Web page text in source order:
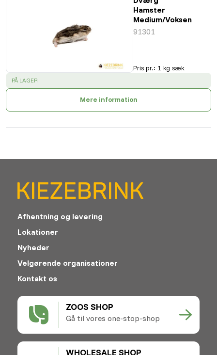
Hamster
Medium/Voksen
91301
Pris pr.: 1 kg sæk
SUCCESS
PÅ LAGER
Mere information
ZOOS SHOP
Gå til vores one-stop-shop
WHOLESALE SHOP
Afhentning og levering
Lokationer
Nyheder
Velgørende organisationer
Kontakt os